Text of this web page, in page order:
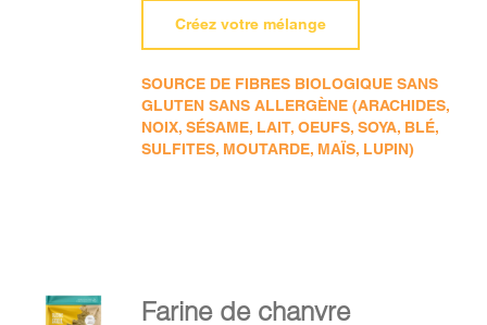
Créez votre mélange
SOURCE DE FIBRES BIOLOGIQUE SANS
GLUTEN SANS ALLERGÈNE (ARACHIDES,
NOIX, SÉSAME, LAIT, OEUFS, SOYA, BLÉ,
SULFITES, MOUTARDE, MAÏS, LUPIN)
AJOUTER
AU
Farine de chanvre